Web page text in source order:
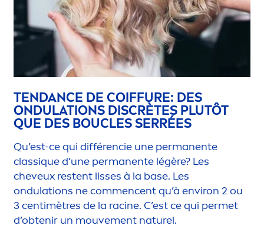
TENDANCE DE COIFFURE: DES
ONDULATIONS DISCRÈTES PLUTÔT
QUE DES BOUCLES SERRÉES
Qu’est-ce qui différencie une permanente
classique d’une permanente légère? Les
cheveux restent lisses à la base. Les
ondulations ne commencent qu’à environ 2 ou
3 centimètres de la racine. C’est ce qui permet
d’obtenir un mouvement naturel.